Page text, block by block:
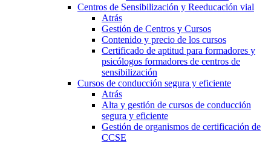
Centros de Sensibilización y Reeducación vial
Atrás
Gestión de Centros y Cursos
Contenido y precio de los cursos
Certificado de aptitud para formadores y
psicólogos formadores de centros de
sensibilización
Cursos de conducción segura y eficiente
Atrás
Alta y gestión de cursos de conducción
segura y eficiente
Gestión de organismos de certificación de
CCSE